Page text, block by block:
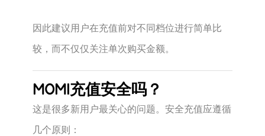
因此建议用户在充值前对不同档位进行简单比
较，而不仅仅关注单次购买金额。
MOMI充值安全吗？
这是很多新用户最关心的问题。安全充值应遵循
几个原则：